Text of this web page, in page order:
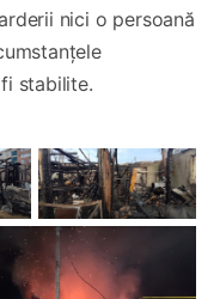
nici o persoană
stabilite.